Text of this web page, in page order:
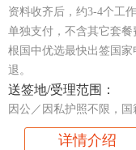
资料收齐后，约3-4个工
单独支付，不含其它套
根国中优选最快出签国
退。
送签地/受理范围：
因公／因私护照不限，国
详情介绍